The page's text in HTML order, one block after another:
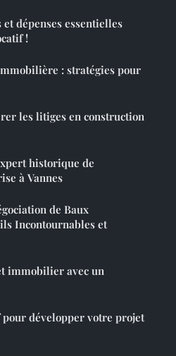
et dépenses essentielles
!
: stratégies pour
les litiges en construction
historique de
à Vannes
de Baux
Incontournables et
immobilier avec un
développer votre projet